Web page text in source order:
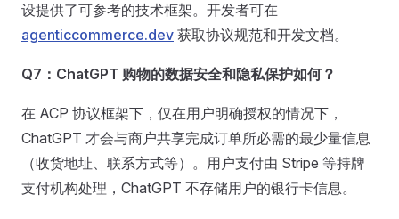
设提供了可参考的技术框架。开发者可在
agenticcommerce.dev 获取协议规范和开发文档。
Q7：ChatGPT 购物的数据安全和隐私保护如何？
在 ACP 协议框架下，仅在用户明确授权的情况下，
ChatGPT 才会与商户共享完成订单所必需的最少量信息
（收货地址、联系方式等）。用户支付由 Stripe 等持牌
支付机构处理，ChatGPT 不存储用户的银行卡信息。